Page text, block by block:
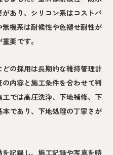
あり、シリコン系はコストパ
機系は耐候性や色褪せ耐性が
要です。
の採用は長期的な維持管理計
内容と施工条件を合わせて判
では高圧洗浄、下地補修、下
であり、下地処理の丁寧さが
記録し、施工記録や写真を時